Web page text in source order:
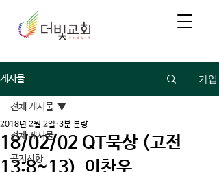
게시물 가입
전체 게시물
공지사항
전체 게시물
18/02/02 QT묵상 (고전
13:8~13)_이찬우
2018년 2월 2일 3분 분량